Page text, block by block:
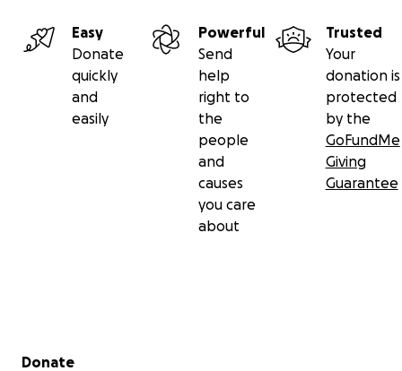
Easy
Donate
quickly
and
easily
Powerful
Send
help
right to
the
people
and
causes
you care
about
Trusted
Your
donation is
protected
by the
GoFundMe
Giving
Guarantee
Secondary menu
Donate